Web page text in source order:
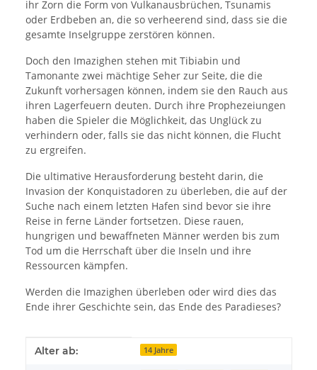
ihr Zorn die Form von Vulkanausbrüchen, Tsunamis
oder Erdbeben an, die so verheerend sind, dass sie die
gesamte Inselgruppe zerstören können.
Doch den Imazighen stehen mit Tibiabin und
Tamonante zwei mächtige Seher zur Seite, die die
Zukunft vorhersagen können, indem sie den Rauch aus
ihren Lagerfeuern deuten. Durch ihre Prophezeiungen
haben die Spieler die Möglichkeit, das Unglück zu
verhindern oder, falls sie das nicht können, die Flucht
zu ergreifen.
Die ultimative Herausforderung besteht darin, die
Invasion der Konquistadoren zu überleben, die auf der
Suche nach einem letzten Hafen sind bevor sie ihre
Reise in ferne Länder fortsetzen. Diese rauen,
hungrigen und bewaffneten Männer werden bis zum
Tod um die Herrschaft über die Inseln und ihre
Ressourcen kämpfen.
Werden die Imazighen überleben oder wird dies das
Ende ihrer Geschichte sein, das Ende des Paradieses?
Produkteigenschaft
Wert
Alter ab: 14 Jahre